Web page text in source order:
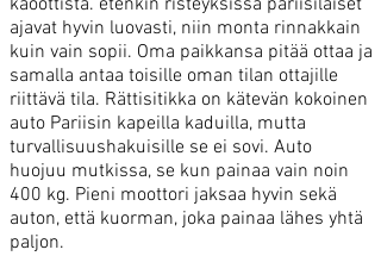
kaoottista. etenkin risteyksissä pariisilaiset
ajavat hyvin luovasti, niin monta rinnakkain
kuin vain sopii. Oma paikkansa pitää ottaa ja
samalla antaa toisille oman tilan ottajille
riittävä tila. Rättisitikka on kätevän kokoinen
auto Pariisin kapeilla kaduilla, mutta
turvallisuushakuisille se ei sovi. Auto
huojuu mutkissa, se kun painaa vain noin
400 kg. Pieni moottori jaksaa hyvin sekä
auton, että kuorman, joka painaa lähes yhtä
paljon.